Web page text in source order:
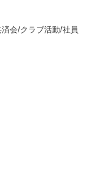
会/クラブ活動/社員